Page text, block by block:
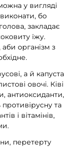
у вигляді
бо
закладає
їжу.
організм з
а й капуста
овочі. Ківі
антиоксиданти,
та
і вітамінів,
перетерту